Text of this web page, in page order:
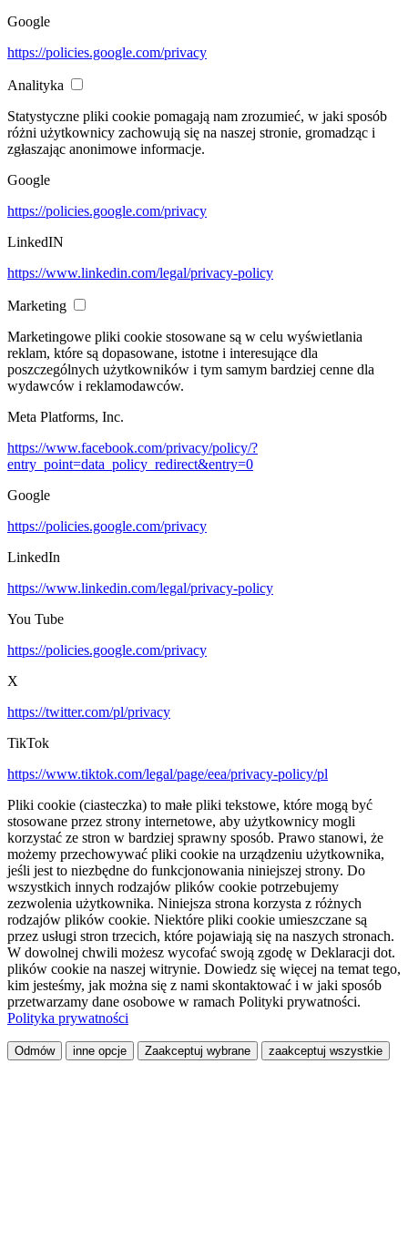
Google
https://policies.google.com/privacy
Analityka
Statystyczne pliki cookie pomagają nam zrozumieć, w jaki sposób
różni użytkownicy zachowują się na naszej stronie, gromadząc i
zgłaszając anonimowe informacje.
Google
https://policies.google.com/privacy
LinkedIN
https://www.linkedin.com/legal/privacy-policy
Marketing
Marketingowe pliki cookie stosowane są w celu wyświetlania
reklam, które są dopasowane, istotne i interesujące dla
poszczególnych użytkowników i tym samym bardziej cenne dla
wydawców i reklamodawców.
Meta Platforms, Inc.
https://www.facebook.com/privacy/policy/?
entry_point=data_policy_redirect&entry=0
Google
https://policies.google.com/privacy
LinkedIn
https://www.linkedin.com/legal/privacy-policy
You Tube
https://policies.google.com/privacy
X
https://twitter.com/pl/privacy
TikTok
https://www.tiktok.com/legal/page/eea/privacy-policy/pl
Pliki cookie (ciasteczka) to małe pliki tekstowe, które mogą być
stosowane przez strony internetowe, aby użytkownicy mogli
korzystać ze stron w bardziej sprawny sposób. Prawo stanowi, że
możemy przechowywać pliki cookie na urządzeniu użytkownika,
jeśli jest to niezbędne do funkcjonowania niniejszej strony. Do
wszystkich innych rodzajów plików cookie potrzebujemy
zezwolenia użytkownika. Niniejsza strona korzysta z różnych
rodzajów plików cookie. Niektóre pliki cookie umieszczane są
przez usługi stron trzecich, które pojawiają się na naszych stronach.
W dowolnej chwili możesz wycofać swoją zgodę w Deklaracji dot.
plików cookie na naszej witrynie. Dowiedz się więcej na temat tego,
kim jesteśmy, jak można się z nami skontaktować i w jaki sposób
przetwarzamy dane osobowe w ramach Polityki prywatności.
Polityka prywatności
Odmów inne opcje Zaakceptuj wybrane zaakceptuj wszystkie